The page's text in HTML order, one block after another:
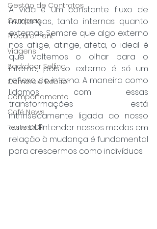
Gestão de Contratos
Compras
Procurement
Viagens
Backdoor Selling
Comércio Exterior
Comportamento
Café News
Teste DOIT
A vida é um constante fluxo de
mudanças, tanto internas quanto
externas. Sempre que algo externo
nos aflige, atinge, afeta, o ideal é
que voltemos o olhar para o
interno, pois o externo é só um
reflexo do interno. A maneira como
lidamos com essas
transformações está
intrinsecamente ligada ao nosso
eu real. Entender nossos medos em
relação à mudança é fundamental
para crescermos como indivíduos.